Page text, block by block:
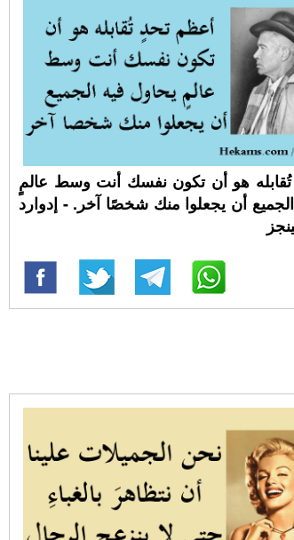
هو أن تكون نفسك أنت وسط عالمٍ
أن يجعلوا منك شخصًا آخر. - إدوارد